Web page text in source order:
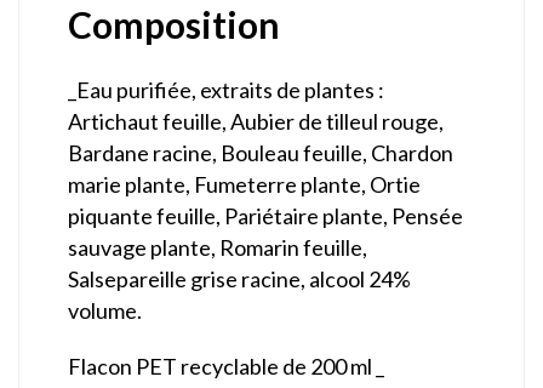
Composition
_Eau purifiée, extraits de plantes :
Artichaut feuille, Aubier de tilleul rouge,
Bardane racine, Bouleau feuille, Chardon
marie plante, Fumeterre plante, Ortie
piquante feuille, Pariétaire plante, Pensée
sauvage plante, Romarin feuille,
Salsepareille grise racine, alcool 24%
volume.
Flacon PET recyclable de 200 ml _